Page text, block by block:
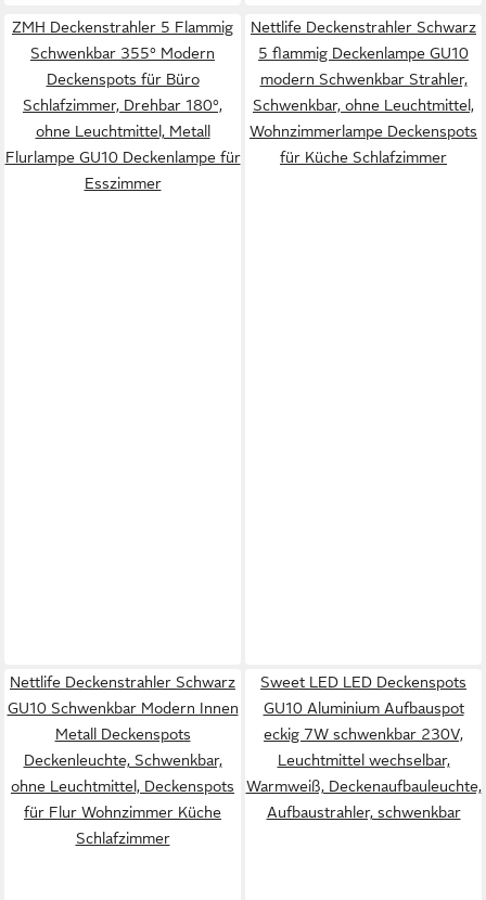
ZMH Deckenstrahler 5 Flammig
Schwenkbar 355° Modern
Deckenspots für Büro
Schlafzimmer, Drehbar 180°,
ohne Leuchtmittel, Metall
Flurlampe GU10 Deckenlampe für
Esszimmer
Nettlife Deckenstrahler Schwarz
5 flammig Deckenlampe GU10
modern Schwenkbar Strahler,
Schwenkbar, ohne Leuchtmittel,
Wohnzimmerlampe Deckenspots
für Küche Schlafzimmer
Nettlife Deckenstrahler Schwarz
GU10 Schwenkbar Modern Innen
Metall Deckenspots
Deckenleuchte, Schwenkbar,
ohne Leuchtmittel, Deckenspots
für Flur Wohnzimmer Küche
Schlafzimmer
Sweet LED LED Deckenspots
GU10 Aluminium Aufbauspot
eckig 7W schwenkbar 230V,
Leuchtmittel wechselbar,
Warmweiß, Deckenaufbauleuchte,
Aufbaustrahler, schwenkbar